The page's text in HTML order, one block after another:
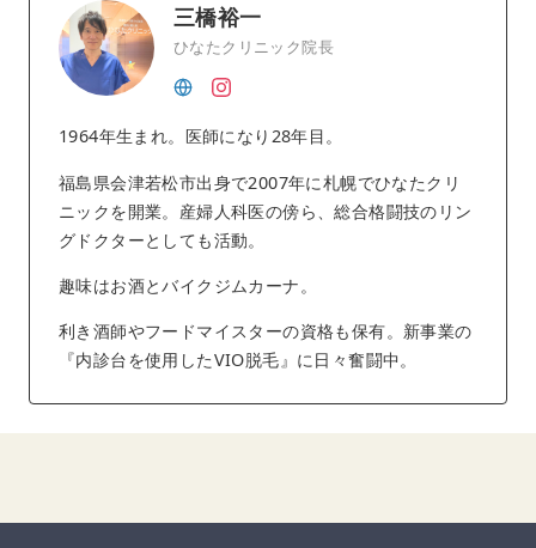
三橋裕一
ひなたクリニック院長
1964年生まれ。医師になり28年目。
福島県会津若松市出身で2007年に札幌でひなたクリ
ニックを開業。産婦人科医の傍ら、総合格闘技のリン
グドクターとしても活動。
趣味はお酒とバイクジムカーナ。
利き酒師やフードマイスターの資格も保有。新事業の
『内診台を使用したVIO脱毛』に日々奮闘中。